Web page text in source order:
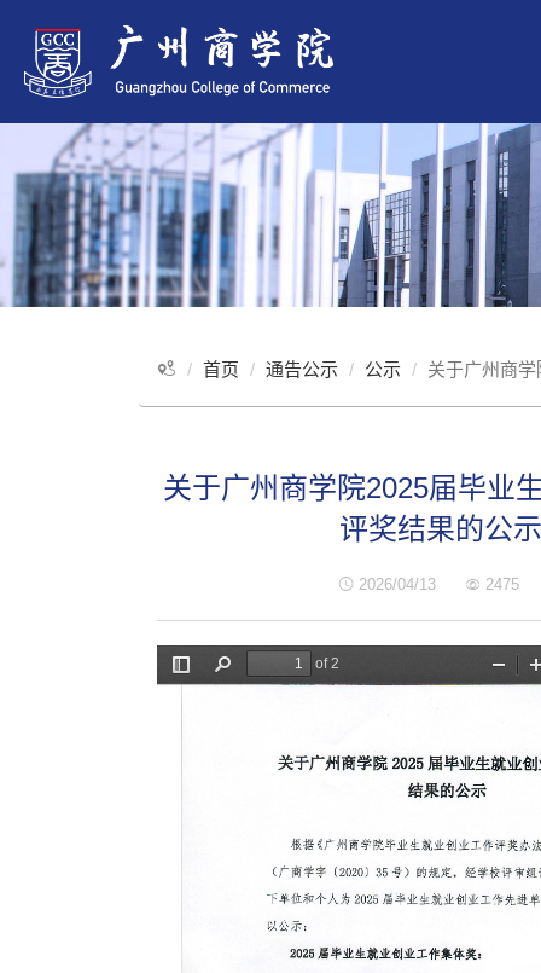
首页 通告公示 公示 关于广州商
关于广州商学院2025届毕业
评奖结果的公示
2026/04/13 2475